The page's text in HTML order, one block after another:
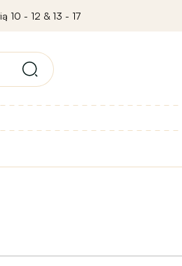
10 - 12 & 13 - 17